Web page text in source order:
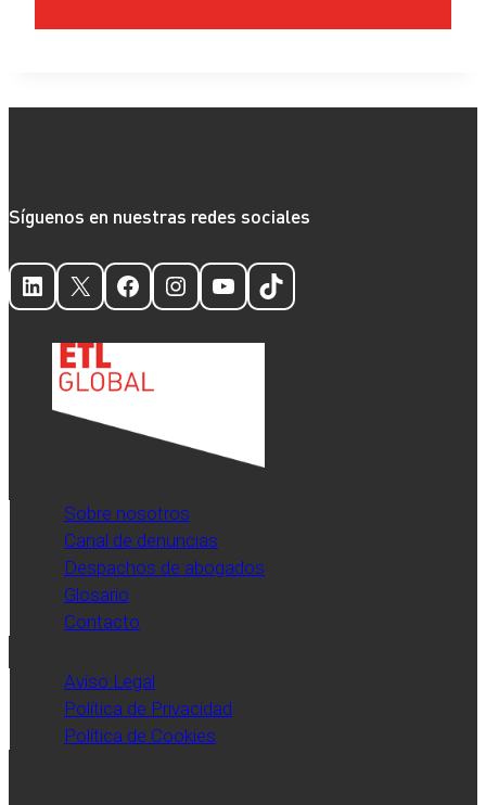
Síguenos en nuestras redes sociales
LinkedIn
X Facebook
Instagram
YouTube
TikTok
Sobre nosotros
Canal de denuncias
Despachos de abogados
Glosario
Contacto
Aviso Legal
Política de Privacidad
Política de Cookies